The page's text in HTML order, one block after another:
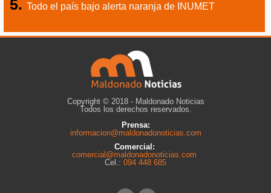
Todo el país bajo alerta naranja de INUMET
Copyright © 2018 - Maldonado Noticias
Todos los derechos reservados.
Prensa:
informacion@maldonadonoticias.com
Comercial:
comercial@maldonadonoticias.com
Cel.: 094 448 685